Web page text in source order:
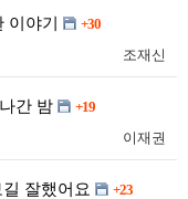
이야기 +30
조재신
간 밤 +19
이재권
잘했어요 +23